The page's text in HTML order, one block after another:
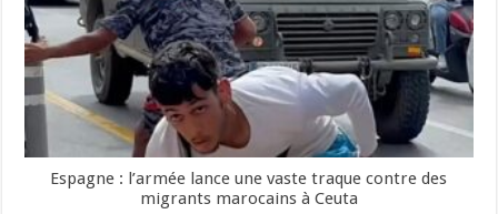
Espagne : l’armée lance une vaste traque contre des
migrants marocains à Ceuta